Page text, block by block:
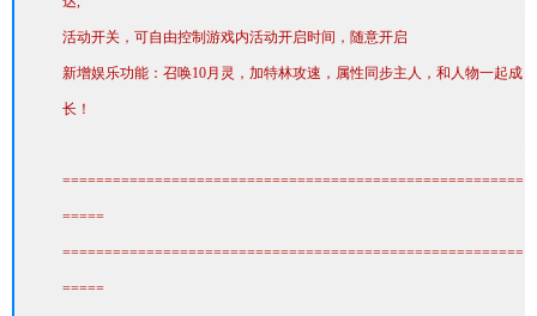
活动开关，可自由控制游戏内活动开启时间，随意开启
新增娱乐功能：召唤10月灵，加特林攻速，属性同步主人，和人物一起成
长！
=======================================================
=====
=======================================================
=====